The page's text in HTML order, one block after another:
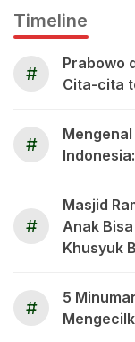
Timeline
#
Prabowo
Cita-cita
#
#
Masjid
Anak
Khusyuk
#
5